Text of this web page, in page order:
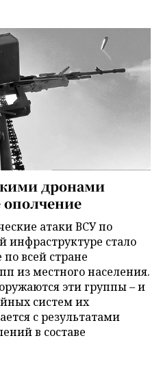
дронами
ополчение
атаки ВСУ по
инфраструктуре стало
всей стране
из местного населения.
эти группы – и
систем их
с результатами
в составе